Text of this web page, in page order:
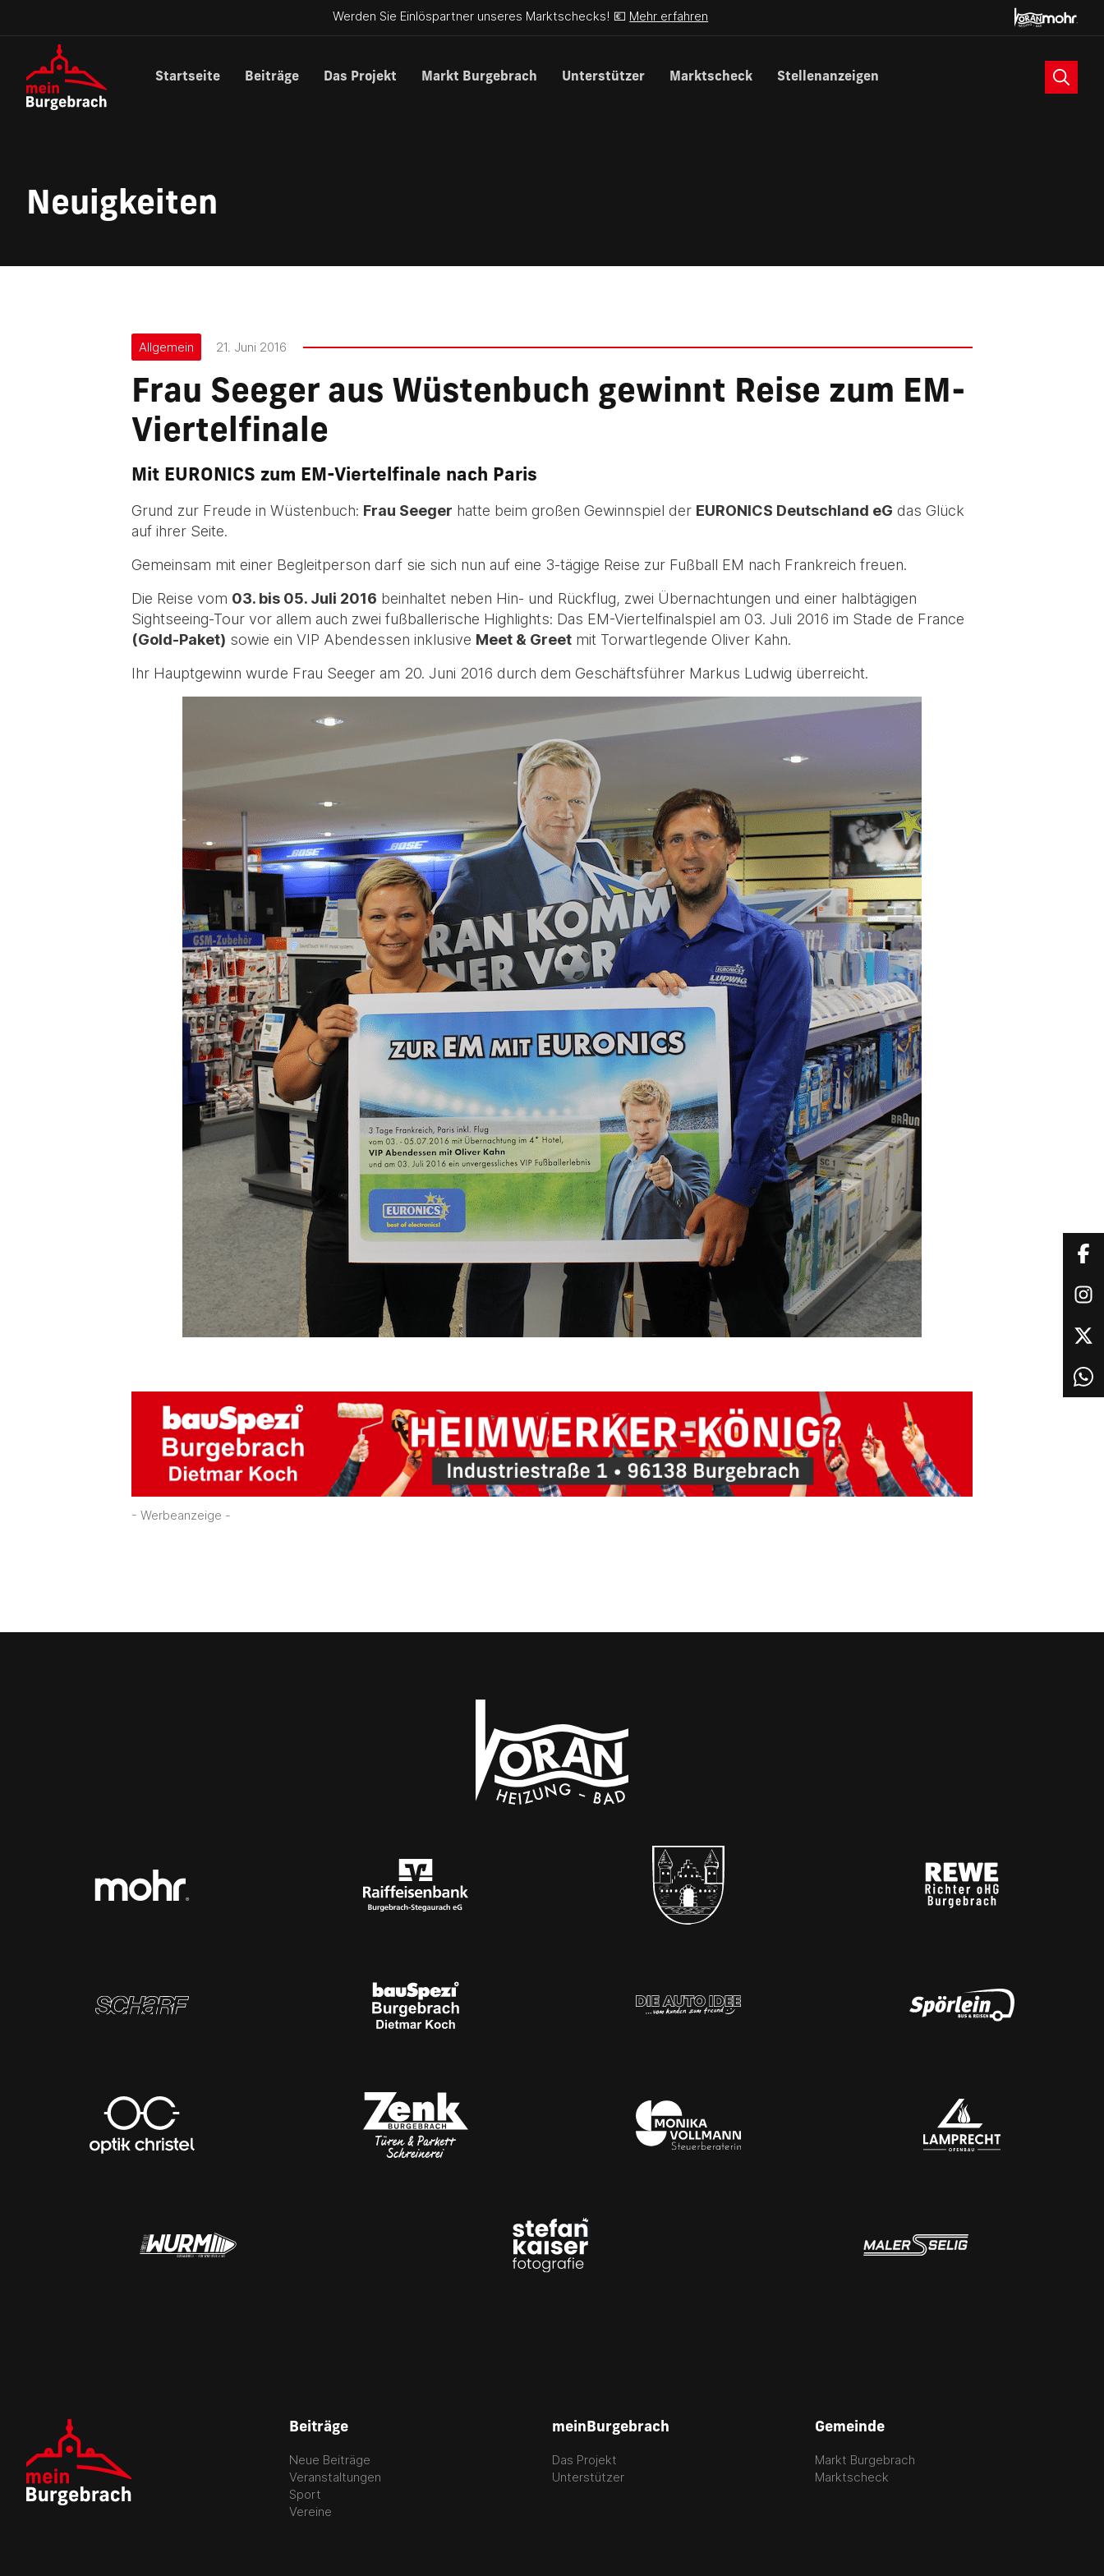
Werden Sie Einlöspartner unseres Marktschecks! 💶 Mehr erfahren
Startseite Beiträge Das Projekt Markt Burgebrach Unterstützer Marktscheck Stellenanzeigen Suche
Neuigkeiten
Allgemein 21. Juni 2016
Frau Seeger aus Wüstenbuch gewinnt Reise zum EM-
Viertelfinale
Mit EURONICS zum EM-Viertelfinale nach Paris
Grund zur Freude in Wüstenbuch: Frau Seeger hatte beim großen Gewinnspiel der EURONICS Deutschland eG das Glück
auf ihrer Seite.
Gemeinsam mit einer Begleitperson darf sie sich nun auf eine 3-tägige Reise zur Fußball EM nach Frankreich freuen.
Die Reise vom 03. bis 05. Juli 2016 beinhaltet neben Hin- und Rückflug, zwei Übernachtungen und einer halbtägigen
Sightseeing-Tour vor allem auch zwei fußballerische Highlights: Das EM-Viertelfinalspiel am 03. Juli 2016 im Stade de France
(Gold-Paket) sowie ein VIP Abendessen inklusive Meet & Greet mit Torwartlegende Oliver Kahn.
Ihr Hauptgewinn wurde Frau Seeger am 20. Juni 2016 durch dem Geschäftsführer Markus Ludwig überreicht.
- Werbeanzeige -
Beiträge
Neue Beiträge
Veranstaltungen
Sport
Vereine
meinBurgebrach
Das Projekt
Unterstützer
Gemeinde
Markt Burgebrach
Marktscheck